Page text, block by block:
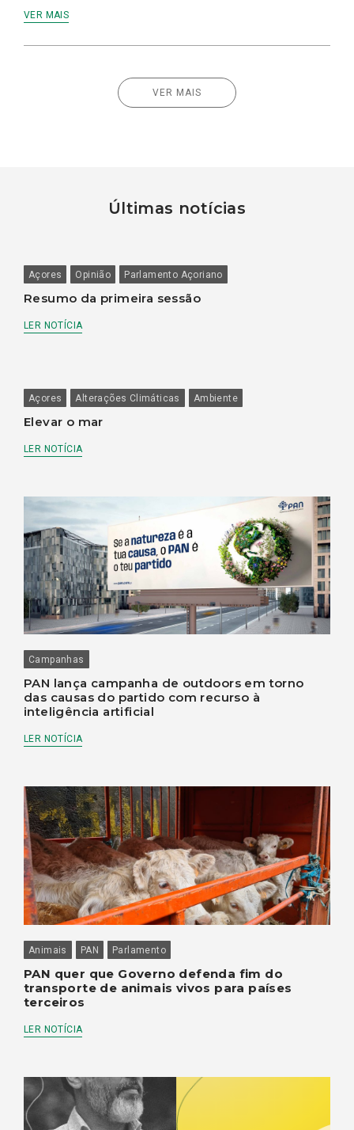
VER MAIS
VER MAIS
Últimas notícias
Açores Opinião Parlamento Açoriano
Resumo da primeira sessão
LER NOTÍCIA
Açores Alterações Climáticas Ambiente
Elevar o mar
LER NOTÍCIA
Campanhas
PAN lança campanha de outdoors em torno
das causas do partido com recurso à
inteligência artificial
LER NOTÍCIA
Animais PAN Parlamento
PAN quer que Governo defenda fim do
transporte de animais vivos para países
terceiros
LER NOTÍCIA